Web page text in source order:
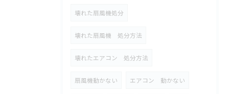
壊れた扇風機処分
壊れた扇風機 処分方法
壊れたエアコン 処分方法
扇風機動かない エアコン 動かない